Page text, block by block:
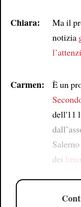
Chiara:
Ma il
notizia
Carmen: È un
dell'11
Salerno
dei